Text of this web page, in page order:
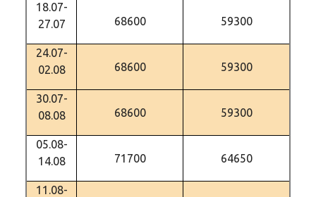
18.07-
27.07
68600 59300
24.07-
02.08
68600 59300
30.07-
08.08
68600 59300
05.08-
14.08
71700 64650
11.08-